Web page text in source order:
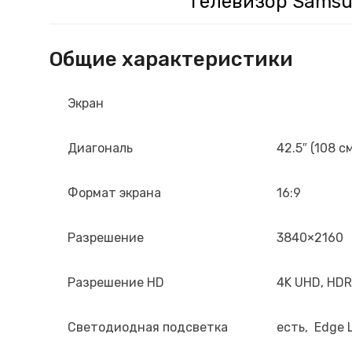
Общие характеристики
Экран
Диагональ 42.5″ (108
Формат экрана 16:9
Разрешение 3840×2160
Разрешение HD 4K UHD, HDR
Светодиодная подсветка есть, Edge